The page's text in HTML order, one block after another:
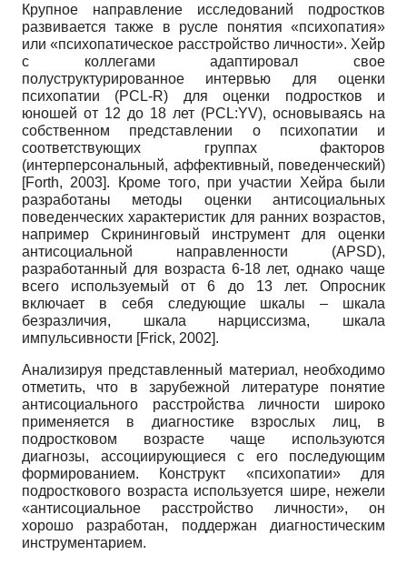
Крупное направление исследований подростков
развивается также в русле понятия «психопатия»
или «психопатическое расстройство личности». Хейр
с коллегами адаптировал свое
полуструктурированное интервью для оценки
психопатии (PCL-R) для оценки подростков и
юношей от 12 до 18 лет (PCL:YV), основываясь на
собственном представлении о психопатии и
соответствующих группах факторов
(интерперсональный, аффективный, поведенческий)
[Forth, 2003]. Кроме того, при участии Хейра были
разработаны методы оценки антисоциальных
поведенческих характеристик для ранних возрастов,
например Скрининговый инструмент для оценки
антисоциальной направленности (APSD),
разработанный для возраста 6-18 лет, однако чаще
всего используемый от 6 до 13 лет. Опросник
включает в себя следующие шкалы – шкала
безразличия, шкала нарциссизма, шкала
импульсивности [Frick, 2002].
Анализируя представленный материал, необходимо
отметить, что в зарубежной литературе понятие
антисоциального расстройства личности широко
применяется в диагностике взрослых лиц, в
подростковом возрасте чаще используются
диагнозы, ассоциирующиеся с его последующим
формированием. Конструкт «психопатии» для
подросткового возраста используется шире, нежели
«антисоциальное расстройство личности», он
хорошо разработан, поддержан диагностическим
инструментарием.